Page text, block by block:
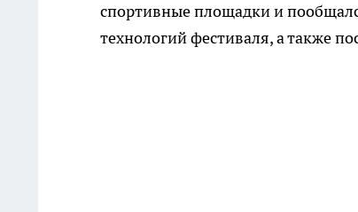
спортивные площадки и
технологий фестиваля, а также